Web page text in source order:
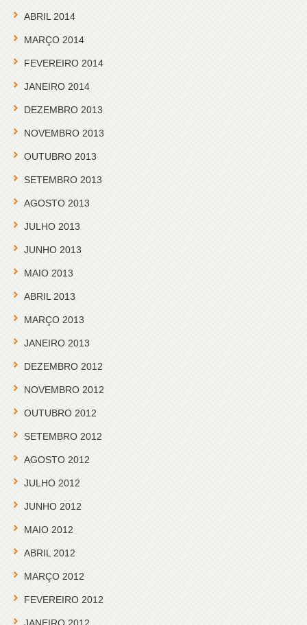
ABRIL 2014
MARÇO 2014
FEVEREIRO 2014
JANEIRO 2014
DEZEMBRO 2013
NOVEMBRO 2013
OUTUBRO 2013
SETEMBRO 2013
AGOSTO 2013
JULHO 2013
JUNHO 2013
MAIO 2013
ABRIL 2013
MARÇO 2013
JANEIRO 2013
DEZEMBRO 2012
NOVEMBRO 2012
OUTUBRO 2012
SETEMBRO 2012
AGOSTO 2012
JULHO 2012
JUNHO 2012
MAIO 2012
ABRIL 2012
MARÇO 2012
FEVEREIRO 2012